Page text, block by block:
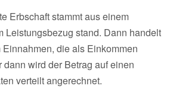
Erbschaft stammt aus einem
Leistungsbezug stand. Dann handelt
die als Einkommen
wird der Betrag auf einen
verteilt angerechnet.